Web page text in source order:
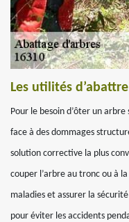
Les utilités
Pour le besoin d’ôter un
face à des dommages
solution corrective la plus
couper l’arbre au tronc ou à
maladies et assurer la
pour éviter les accidents